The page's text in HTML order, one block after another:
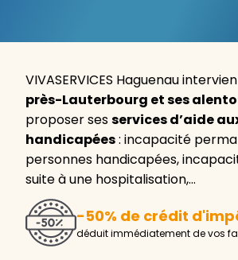
VIVASERVICES Haguenau
près-Lauterbourg et ses
proposer sesservices d’aide
handicapées: incapacité
personnes handicapées,
suite à une hospitalisation,…
-50% de crédit
déduit immédiatement de vos